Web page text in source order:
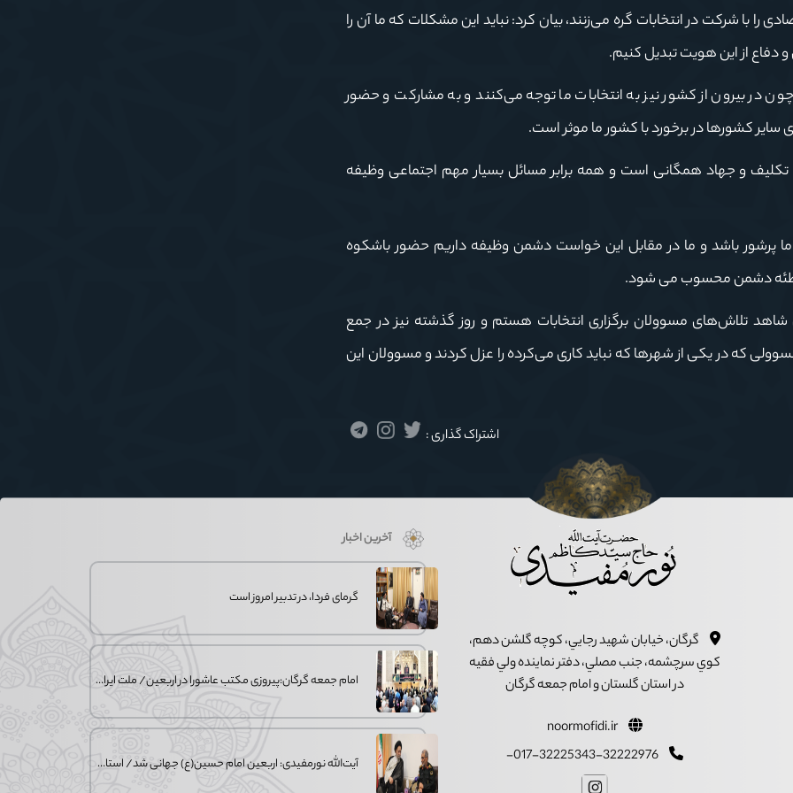
را با شرکت در انتخابات گره می‌زنند، بیان کرد: نباید این مشکلات که ما آن را
از این هویت تبدیل کنیم.
در بیرون از کشور نیز به انتخابات ما توجه می‌کنند و به مشارکت و حضور
کشورها در برخورد با کشور ما موثر است.
و جهاد همگانی است و همه برابر مسائل بسیار مهم اجتماعی وظیفه
پرشور باشد و ما در مقابل این خواست دشمن وظیفه داریم حضور باشکوه
توطئه دشمن محسوب می شود.
تلاش‌های مسوولان برگزاری انتخابات هستم و روز گذشته نیز در جمع
که در یکی از شهرها که نباید کاری می‌کرده را عزل کردند و مسوولان این
اشتراک گذاری :
گرگان، خيابان شهيد رجايي، کوچه گلشن دهم،
کوي سرچشمه، جنب مصلي، دفتر نماينده ولي فقيه
در استان گلستان و امام جمعه گرگان
آخرین اخبار
گرمای فردا، در تدبیر امروز است
امام جمعه گرگان:پیروزی مکتب عاشورا در اربعین/ ملت ایران در برابر استکبار
آیت‌الله نورمفیدی: اربعین امام حسین(ع) جهانی شد/ استان گلستان الگوی